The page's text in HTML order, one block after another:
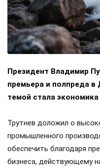
Президент Владимир
премьера и полпреда
темой стала экономика
Трутнев доложил о
промышленного
обеспечить благодаря
бизнеса, действующему